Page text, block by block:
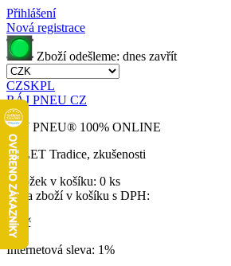
Přihlášení
Nová registrace
Zboží odešleme: dnes zavřít
CZSKPL
RÁJ PNEU CZ
RÁJ PNEU® 100% ONLINE
32 LET Tradice, zkušenosti
Položek v košíku: 0 ks
Cena zboží v košíku s DPH:
0 Kč
Internetová sleva: 1%